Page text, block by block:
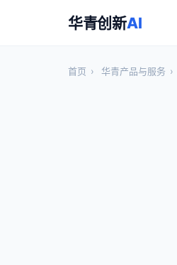
华青创新AI
首页 › 华青产品与服务 ›